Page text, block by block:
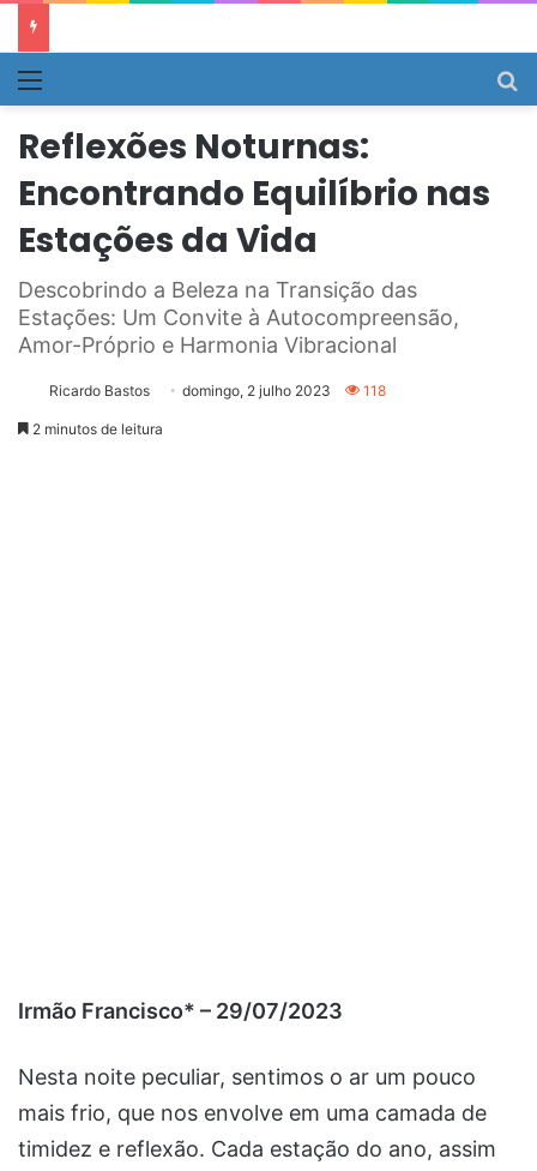
Reflexões Noturnas:
Encontrando Equilíbrio nas
Estações da Vida
Descobrindo a Beleza na Transição das
Estações: Um Convite à Autocompreensão,
Amor-Próprio e Harmonia Vibracional
Ricardo Bastos domingo, 2 julho 2023 118
2 minutos de leitura
Irmão Francisco* – 29/07/2023
Nesta noite peculiar, sentimos o ar um pouco
mais frio, que nos envolve em uma camada de
timidez e reflexão. Cada estação do ano, assim